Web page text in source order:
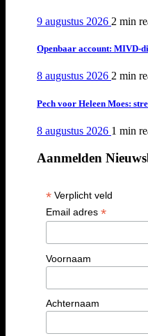
9 augustus 2026 2 min
Openbaar account: MIVD-
8 augustus 2026 2 min
Pech voor Heleen Moes:
8 augustus 2026 1 min
Aanmelden
*Verplicht veld
Email adres *
Voornaam
Achternaam